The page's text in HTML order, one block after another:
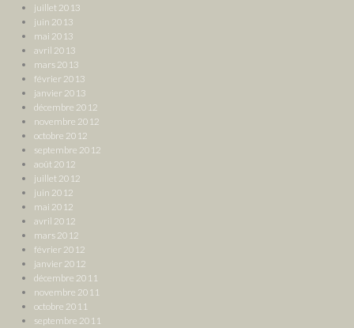
juillet 2013
juin 2013
mai 2013
avril 2013
mars 2013
février 2013
janvier 2013
décembre 2012
novembre 2012
octobre 2012
septembre 2012
août 2012
juillet 2012
juin 2012
mai 2012
avril 2012
mars 2012
février 2012
janvier 2012
décembre 2011
novembre 2011
octobre 2011
septembre 2011